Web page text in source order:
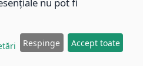
H.C.L. nr. 91 din 09.02.2018,
Respinge Accept toate